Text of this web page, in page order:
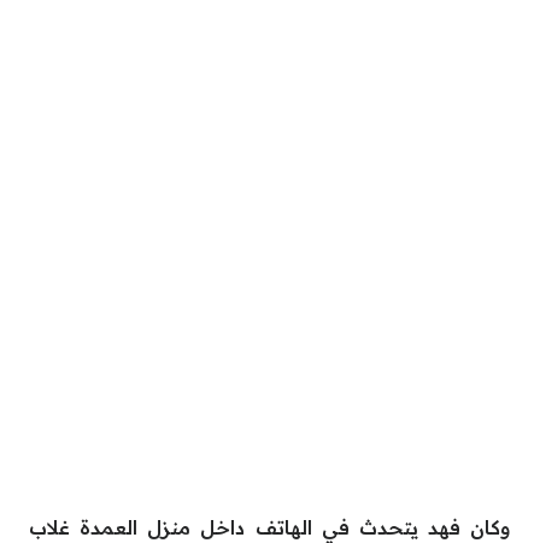
وكان فهد يتحدث في الهاتف داخل منزل العمدة غلاب